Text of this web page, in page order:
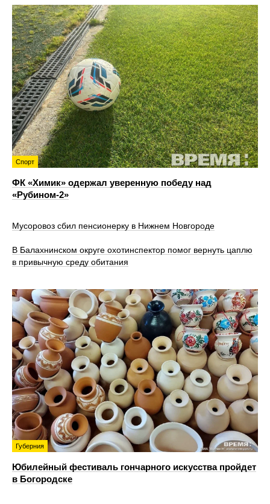
Спорт
ФК «Химик» одержал уверенную победу над
«Рубином‑2»
Мусоровоз сбил пенсионерку в Нижнем Новгороде
В Балахнинском округе охотинспектор помог вернуть цаплю
в привычную среду обитания
Губерния
Юбилейный фестиваль гончарного искусства пройдет
в Богородске